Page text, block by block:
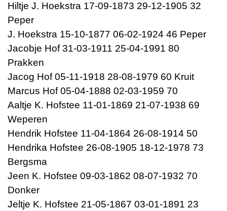
Hiltje J. Hoekstra 17-09-1873 29-12-1905 32
Peper
J. Hoekstra 15-10-1877 06-02-1924 46 Peper
Jacobje Hof 31-03-1911 25-04-1991 80
Prakken
Jacog Hof 05-11-1918 28-08-1979 60 Kruit
Marcus Hof 05-04-1888 02-03-1959 70
Aaltje K. Hofstee 11-01-1869 21-07-1938 69
Weperen
Hendrik Hofstee 11-04-1864 26-08-1914 50
Hendrika Hofstee 26-08-1905 18-12-1978 73
Bergsma
Jeen K. Hofstee 09-03-1862 08-07-1932 70
Donker
Jeltje K. Hofstee 21-05-1867 03-01-1891 23